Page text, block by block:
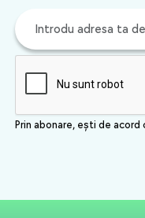
Prin abonare, ești de